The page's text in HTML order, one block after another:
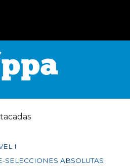
I
SELECCIONES ABSOLUTAS